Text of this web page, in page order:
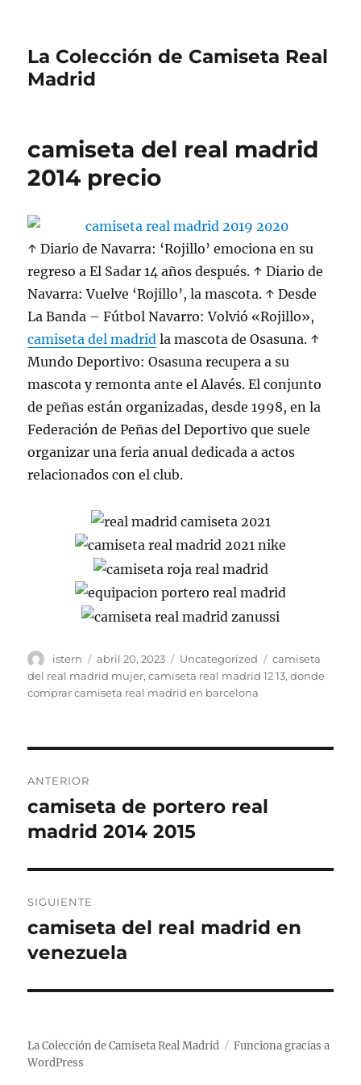
La Colección de Camiseta Real
Madrid
camiseta del real madrid
2014 precio
↑ Diario de Navarra: ‘Rojillo’ emociona en su
regreso a El Sadar 14 años después. ↑ Diario de
Navarra: Vuelve ‘Rojillo’, la mascota. ↑ Desde
La Banda – Fútbol Navarro: Volvió «Rojillo»,
camiseta del madrid la mascota de Osasuna. ↑
Mundo Deportivo: Osasuna recupera a su
mascota y remonta ante el Alavés. El conjunto
de peñas están organizadas, desde 1998, en la
Federación de Peñas del Deportivo que suele
organizar una feria anual dedicada a actos
relacionados con el club.
Autor
istern
Publicado
el
abril 20, 2023 Categorías
Uncategorized Etiquetas
camiseta
del real madrid mujer,camiseta real madrid 12 13,donde
comprar camiseta real madrid en barcelona
de
entradas
ANTERIOR
Entrada
anterior:
camiseta de portero real
madrid 2014 2015
SIGUIENTE
Entrada
siguiente:
camiseta del real madrid en
venezuela
La Colección de Camiseta Real Madrid
Funciona gracias a
WordPress